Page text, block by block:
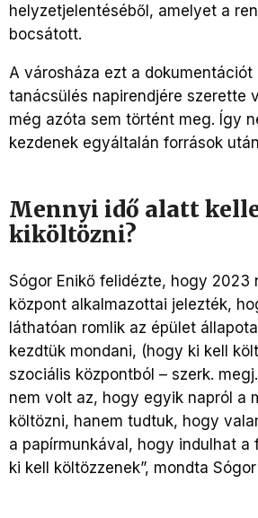
helyzetjelentéséből, amelyet a
bocsátott.
A városháza ezt a
tanácsülés napirendjére szerette
még azóta sem történt meg. Így
kezdenek egyáltalán források
Mennyi idő alatt
kiköltözni?
Sógor Enikő felidézte, hogy 2023
központ alkalmazottai jelezték,
láthatóan romlik az épület
kezdtük mondani, (hogy ki kell
szociális központból – szerk.
nem volt az, hogy egyik napról a
költözni, hanem tudtuk, hogy
a papírmunkával, hogy indulhat a
ki kell költözzenek”, mondta Sógor